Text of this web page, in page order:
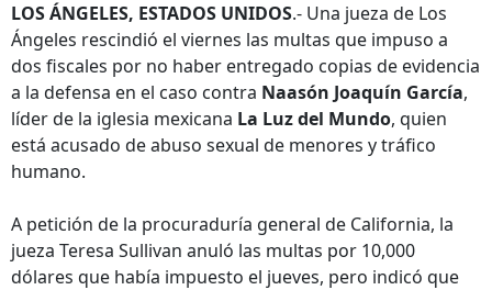
LOS ÁNGELES, ESTADOS UNIDOS.- Una jueza de Los
Ángeles rescindió el viernes las multas que impuso a
dos fiscales por no haber entregado copias de evidencia
a la defensa en el caso contra Naasón Joaquín García,
líder de la iglesia mexicana La Luz del Mundo, quien
está acusado de abuso sexual de menores y tráfico
humano.
A petición de la procuraduría general de California, la
jueza Teresa Sullivan anuló las multas por 10,000
dólares que había impuesto el jueves, pero indicó que